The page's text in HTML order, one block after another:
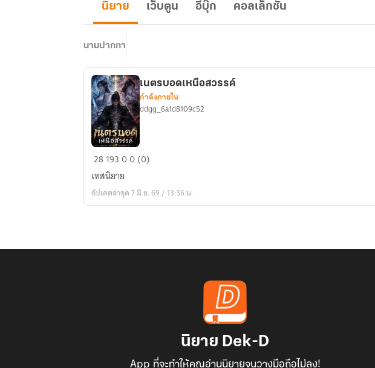
นิยาย เว็บตูน อีบุ๊ก คอลเล็กชัน
นามปากกา
เนตร
บอด
เหนือ
สวรรค์
เนตรบอดเหนือสวรรค์
กำลังภายใน
ddgg_6a1d8109c52
2819300 (0)
เทสนิยาย
อัปเดตล่าสุด 7 มิ.ย. 69 / 13:36 น.
นิยาย Dek-D
App ที่จะทำให้คุณอ่านนิยายจนวางมือถือไม่ลง!